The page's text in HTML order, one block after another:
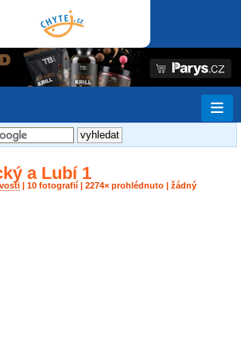
a Lubí 1
| 10 fotografií | 2274× prohlédnuto | žádný